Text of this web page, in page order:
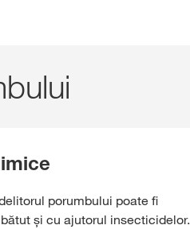
porumbului poate fi
și cu ajutorul insecticidelor.